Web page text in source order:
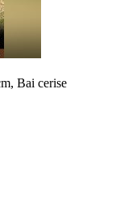
Bai cerise